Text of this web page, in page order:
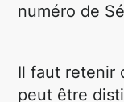
numéro de
Il faut retenir
peut être